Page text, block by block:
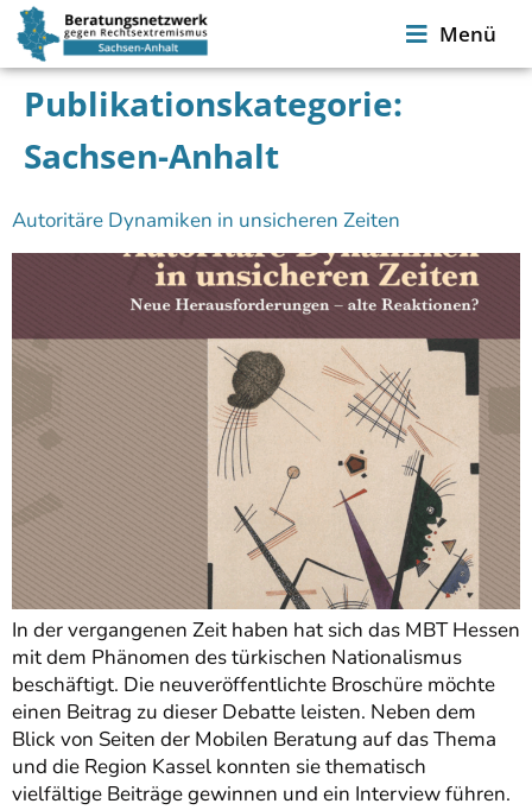
Menü
Publikationskategorie:
Sachsen-Anhalt
Autoritäre Dynamiken in unsicheren Zeiten
In der vergangenen Zeit haben hat sich das MBT Hessen
mit dem Phänomen des türkischen Nationalismus
beschäftigt. Die neuveröffentlichte Broschüre möchte
einen Beitrag zu dieser Debatte leisten. Neben dem
Blick von Seiten der Mobilen Beratung auf das Thema
und die Region Kassel konnten sie thematisch
vielfältige Beiträge gewinnen und ein Interview führen.